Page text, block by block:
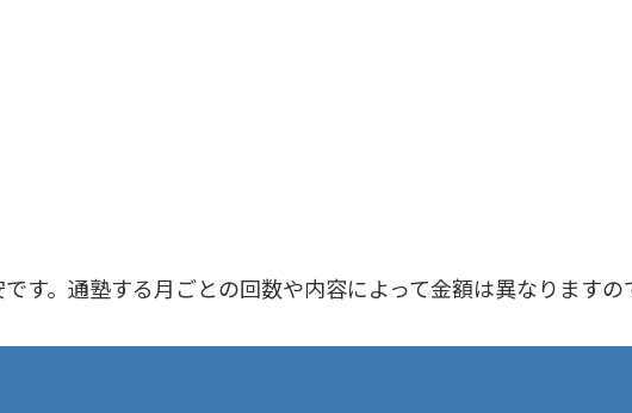
す。通塾する月ごとの回数や内容によって金額は異なりますの